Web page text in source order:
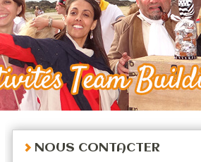
NOUS CONTACTER